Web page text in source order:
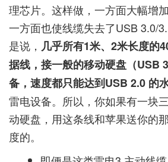
理芯片。这样做，一方面大幅增
一方面也使线缆失去了USB 3.0/
是说， 几乎所有1米、2米长度的
据线，接一般的移动硬盘（USB
备，速度都只能达到USB 2.0 的
雷电设备。所以，你如果有一块
动硬盘，用这条线和苹果送你的
度的。